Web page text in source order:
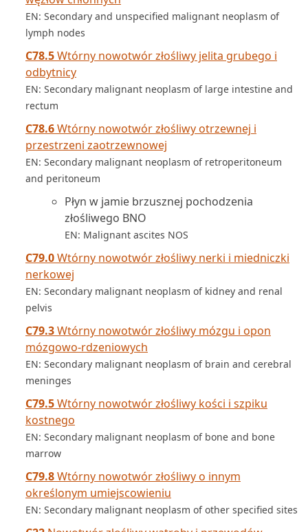
EN: Secondary and unspecified malignant neoplasm of
lymph nodes
C78.5Wtórny nowotwór złośliwy jelita grubego i
odbytnicy
EN: Secondary malignant neoplasm of large intestine and
rectum
C78.6Wtórny nowotwór złośliwy otrzewnej i
przestrzeni zaotrzewnowej
EN: Secondary malignant neoplasm of retroperitoneum
and peritoneum
Płyn w jamie brzusznej pochodzenia
złośliwego BNO
EN: Malignant ascites NOS
C79.0Wtórny nowotwór złośliwy nerki i miedniczki
nerkowej
EN: Secondary malignant neoplasm of kidney and renal
pelvis
C79.3Wtórny nowotwór złośliwy mózgu i opon
mózgowo-rdzeniowych
EN: Secondary malignant neoplasm of brain and cerebral
meninges
C79.5Wtórny nowotwór złośliwy kości i szpiku
kostnego
EN: Secondary malignant neoplasm of bone and bone
marrow
C79.8Wtórny nowotwór złośliwy o innym
określonym umiejscowieniu
EN: Secondary malignant neoplasm of other specified sites